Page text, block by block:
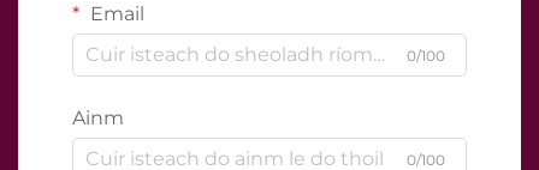
Email
0/100
Ainm
0/100